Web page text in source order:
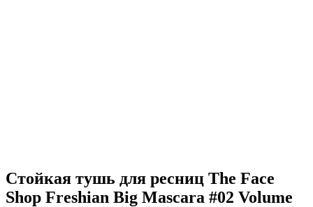
Стойкая тушь для ресниц The Face
Shop Freshian Big Mascara #02 Volume